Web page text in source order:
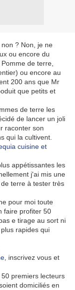
? Non, je ne
ou encore du
de terre,
ou encore au
200 ans que Mr
que petits et
de terre les
de lancer un joli
raconter son
qui la cultivent.
appétissantes les
j'ai mis une
terre à tester très
pour moi toute
faire profiter 50
e tirage au sort ni
rapides qui
, inscrivez vous et
premiers lecteurs
domiciliés en